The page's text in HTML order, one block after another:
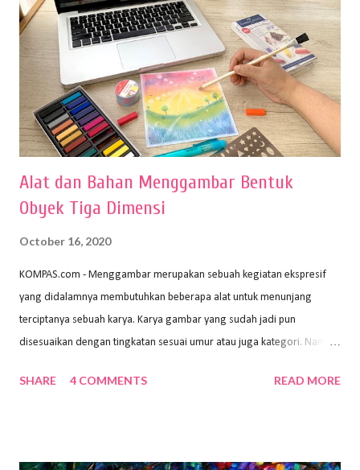
Alat dan Bahan Menggambar Bentuk
Obyek Tiga Dimensi
October 16, 2020
KOMPAS.com - Menggambar merupakan sebuah kegiatan ekspresif
yang didalamnya membutuhkan beberapa alat untuk menunjang
terciptanya sebuah karya. Karya gambar yang sudah jadi pun
disesuaikan dengan tingkatan sesuai umur atau juga kategori. Namun,
sehingga hasilnya bisa dilihat. Peran alat dan bahan sangat
SHARE 4 COMMENTS READ MORE